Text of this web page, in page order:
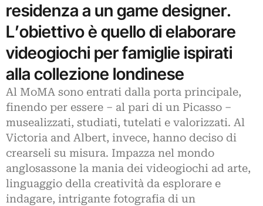
residenza a un game designer.
L’obiettivo è quello di elaborare
videogiochi per famiglie ispirati
alla collezione londinese
Al MoMA sono entrati dalla porta principale,
finendo per essere – al pari di un Picasso –
musealizzati, studiati, tutelati e valorizzati. Al
Victoria and Albert, invece, hanno deciso di
crearseli su misura. Impazza nel mondo
anglosassone la mania dei videogiochi ad arte,
linguaggio della creatività da esplorare e
indagare, intrigante fotografia di un